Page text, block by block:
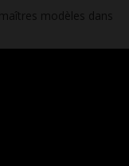
modèles dans